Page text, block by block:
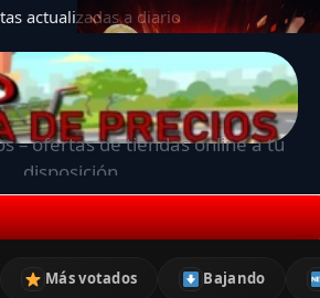
actualizadas a diario
– ofertas de tiendas online a tu
disposición.
Más votados Bajando